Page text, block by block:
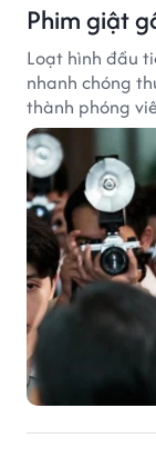
Phim giật
Loạt hình đầu
nhanh chóng
thành phóng
phía sau một